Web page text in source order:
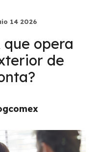
14 2026
opera
de